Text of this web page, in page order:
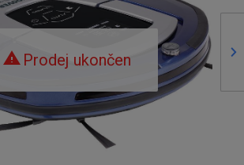
Prodej ukončen